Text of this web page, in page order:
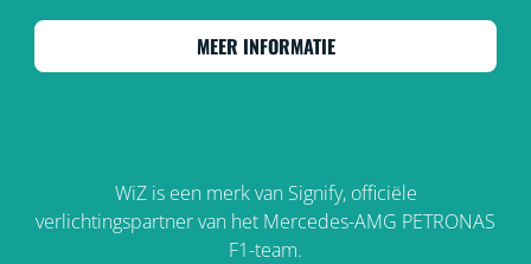
MEER INFORMATIE
WiZ is een merk van Signify, officiële
verlichtingspartner van het Mercedes-AMG PETRONAS
F1-team.